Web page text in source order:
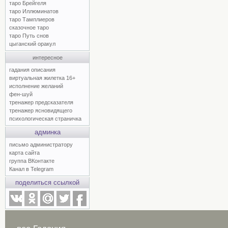
таро Брейгеля
таро Иллюминатов
таро Тамплиеров
сказочное таро
таро Путь снов
цыганский оракул
интересное
гадания описания
виртуальная жилетка 16+
исполнение желаний
фен-шуй
тренажер предсказателя
тренажер ясновидящего
психологическая страничка
админка
письмо администратору
карта сайта
группа ВКонтакте
Канал в Telegram
поделиться ссылкой